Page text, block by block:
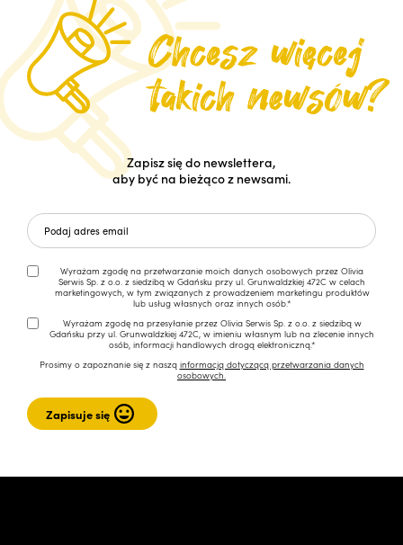
Zapisz się do newslettera,
aby być na bieżąco z newsami.
Wyrażam zgodę na przetwarzanie moich danych osobowych przez Olivia
Serwis Sp. z o.o. z siedzibą w Gdańsku przy ul. Grunwaldzkiej 472C w celach
marketingowych, w tym związanych z prowadzeniem marketingu produktów
lub usług własnych oraz innych osób.*
Wyrażam zgodę na przesyłanie przez Olivia Serwis Sp. z o.o. z siedzibą w
Gdańsku przy ul. Grunwaldzkiej 472C, w imieniu własnym lub na zlecenie innych
osób, informacji handlowych drogą elektroniczną.*
Prosimy o zapoznanie się z naszą informacją dotyczącą przetwarzania danych
osobowych.